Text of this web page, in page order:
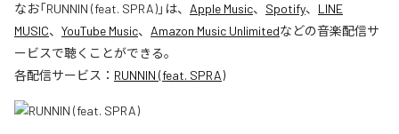
なお「RUNNIN (feat. SPRA)」は、 Apple Music、 Spotify、 LINE
MUSIC、 YouTube Music、 Amazon Music Unlimitedなどの音楽配信サ
ービスで聴くことができる。
各配信サービス： RUNNIN (feat. SPRA)